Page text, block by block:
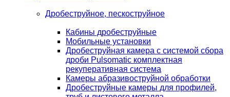
Дробеструйное, пескоструйное
Кабины дробеструйные
Мобильные установки
Дробеструйная камера с системой сбора
дроби Pulsomatic комплектная
рекуперативная система
Камеры абразивоструйной обработки
Дробеструйные камеры для профилей,